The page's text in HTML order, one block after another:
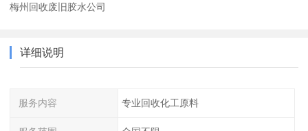
梅州回收废旧胶水公司
详细说明
服务内容 专业回收化工原料